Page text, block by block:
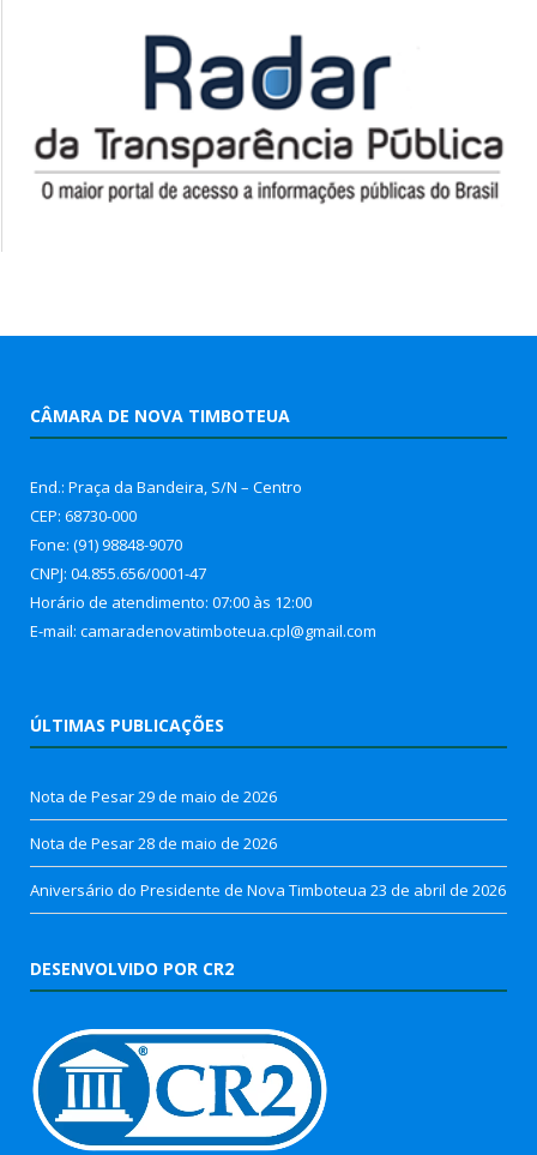
CÂMARA DE NOVA TIMBOTEUA
End.: Praça da Bandeira, S/N – Centro
CEP: 68730-000
Fone: (91) 98848-9070
CNPJ: 04.855.656/0001-47
Horário de atendimento: 07:00 às 12:00
E-mail: camaradenovatimboteua.cpl@gmail.com
ÚLTIMAS PUBLICAÇÕES
Nota de Pesar29 de maio de 2026
Nota de Pesar28 de maio de 2026
Aniversário do Presidente de Nova Timboteua 23 de abril de 2026
DESENVOLVIDO POR CR2